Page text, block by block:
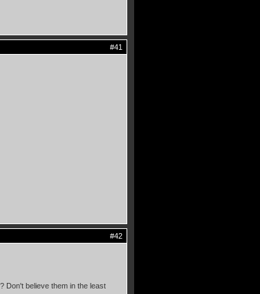
#41
#42
Don't believe them in the least